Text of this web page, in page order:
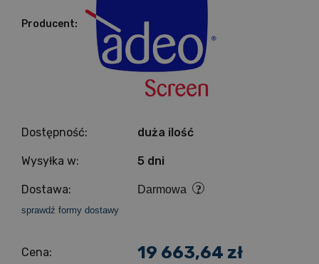
Producent:
Dostępność: duża ilość
Wysyłka w: 5 dni
Dostawa: Darmowa
sprawdź formy dostawy
Cena: 19 663,64 zł